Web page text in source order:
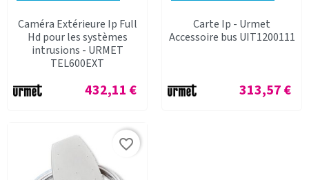
Caméra Extérieure Ip Full
Hd pour les systèmes
intrusions - URMET
TEL600EXT
Prix
432,11 €
Carte Ip - Urmet
Accessoire bus UIT1200111
Prix
313,57 €
favorite_border